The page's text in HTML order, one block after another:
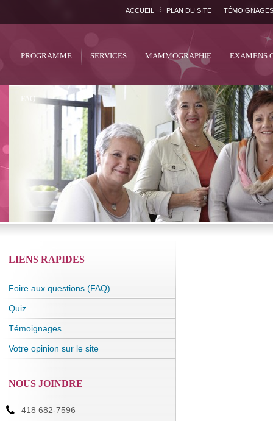
ACCUEIL PLAN DU SITE TÉMOIGNAGES
PROGRAMME SERVICES MAMMOGRAPHIE EXAMENS
FAQ
LIENS RAPIDES
Foire aux questions (FAQ)
Quiz
Témoignages
Votre opinion sur le site
NOUS JOINDRE
418 682-7596